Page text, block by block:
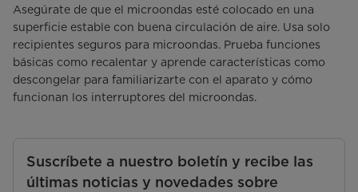
Asegúrate de que el microondas esté colocado en una
superficie estable con buena circulación de aire. Usa solo
recipientes seguros para microondas. Prueba funciones
básicas como recalentar y aprende características como
descongelar para familiarizarte con el aparato y cómo
funcionan los interruptores del microondas.
Suscríbete a nuestro boletín y recibe las
últimas noticias y novedades sobre